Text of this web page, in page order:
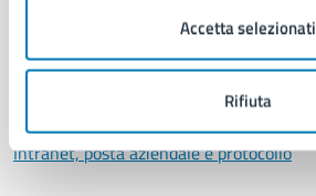
Accetta selezionati
Rifiuta
Politici
Documenti e dati
Intranet, posta aziendale e protocollo